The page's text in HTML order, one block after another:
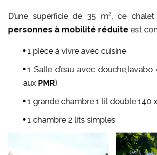
D’une superficie de 35 m², ce
personnes à mobilité réduite est
1 pièce à vivre avec cuisine
1 Salle d’eau avec
aux PMR)
1 grande chambre 1 lit double 140
1 chambre 2 lits simples